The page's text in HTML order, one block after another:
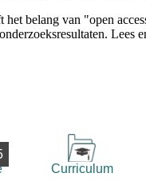
belang van "open
Lees
Curriculum